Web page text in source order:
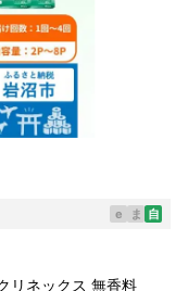
e ま 自
リネックス 無香料